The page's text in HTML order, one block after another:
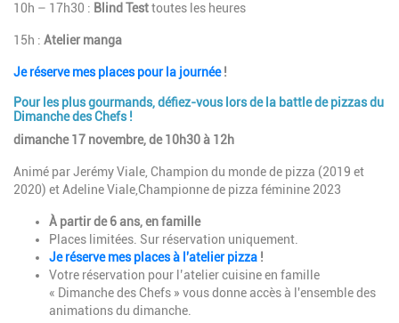
10h – 17h30 : Blind Testtoutes les heures
15h : Atelier manga
Je réserve mes places pour la journée!
Pour les plus gourmands, défiez-vous lors de la battle de pizzas du
Dimanche des Chefs !
dimanche 17 novembre, de 10h30 à 12h
Animé par Jerémy Viale, Champion du monde de pizza (2019 et
2020) etAdeline Viale,Championne de pizza féminine 2023
À partir de 6 ans, en famille
Places limitées. Sur réservation uniquement.
Je réserve mes places à l'atelier pizza !
Votre réservation pour l’atelier cuisine en famille
« Dimanche des Chefs » vous donne accès à l'ensemble des
animations du dimanche.